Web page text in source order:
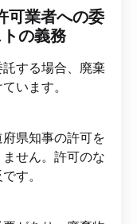
業者への委
の義務
する場合、廃棄
います。
県知事の許可を
せん。許可のな
す。